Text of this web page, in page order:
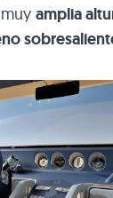
amplia